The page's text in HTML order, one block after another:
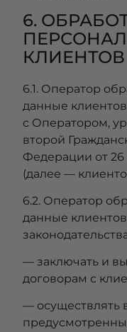
6.
КЛИЕНТОВ
6.1. Оператор
данные
с Оператором,
второй
Федерации от 26
(далее —
6.2. Оператор
данные
— заключать и
договорам с
— осуществлять